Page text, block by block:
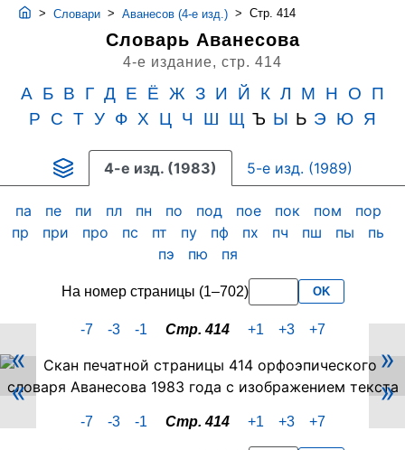
> Словари > Аванесов (4-е изд.) > Стр. 414
Словарь Аванесова
4-е издание, стр. 414
А Б В Г Д Е Ё Ж З И Й К Л М Н О
П
Р
С Т У Ф Х Ц Ч Ш Щ Ъ Ы Ь Э Ю Я
4-е изд. (1983) 5-е изд. (1989)
па пе пи пл пн по под пое пок пом
пор
пр
при про пс пт пу пф пх пч пш пы
пь
пэ
пю пя
На номер страницы (1–702) OK
-7 -3 -1 Стр. 414 +1 +3 +7
Скан
PDF-
страницы
414
«
»
«
»
-7 -3 -1 Стр. 414 +1 +3 +7